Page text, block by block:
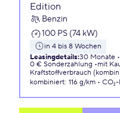
Edition
Benzin
100 PS (74 kW)
in 4 bis 8 Wochen
Leasingdetails:30 Monate
0 € Sonderzahlung
mit
Kraftstoffverbrauch
kombiniert: 116 g/km CO₂-